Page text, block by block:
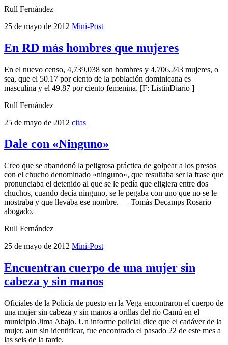
Rull Fernández
25 de mayo de 2012 Mini-Post
En RD más hombres que mujeres
En el nuevo censo, 4,739,038 son hombres y 4,706,243 mujeres, o
sea, que el 50.17 por ciento de la población dominicana es
masculina y el 49.87 por ciento femenina. [F: ListinDiario ]
Rull Fernández
25 de mayo de 2012 citas
Dale con «Ninguno»
Creo que se abandonó la peligrosa práctica de golpear a los presos
con el chucho denominado «ninguno», que resultaba ser la frase que
pronunciaba el detenido al que se le pedía que eligiera entre dos
chuchos, cuando decía ninguno, se le pegaba con uno que no se le
mostraba y que llevaba ese nombre. — Tomás Decamps Rosario
abogado.
Rull Fernández
25 de mayo de 2012 Mini-Post
Encuentran cuerpo de una mujer sin
cabeza y sin manos
Oficiales de la Policía de puesto en la Vega encontraron el cuerpo de
una mujer sin cabeza y sin manos a orillas del río Camú en el
municipio Jima Abajo. Un informe policial dice que el cadáver de la
mujer, aun sin identificar, fue encontrado el pasado 22 de este mes a
las seis de la tarde.